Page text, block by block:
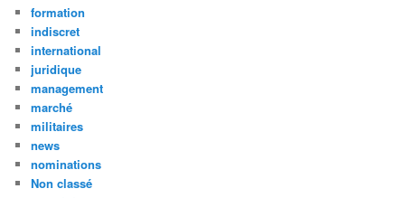
formation
indiscret
international
juridique
management
marché
militaires
news
nominations
Non classé